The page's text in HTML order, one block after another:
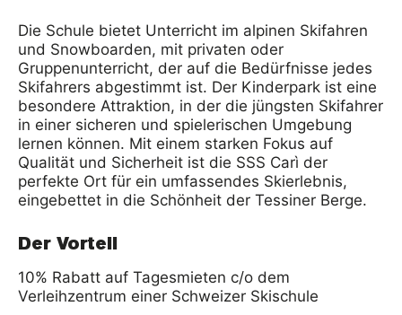
Die Schule bietet Unterricht im alpinen Skifahren
und Snowboarden, mit privaten oder
Gruppenunterricht, der auf die Bedürfnisse jedes
Skifahrers abgestimmt ist. Der Kinderpark ist eine
besondere Attraktion, in der die jüngsten Skifahrer
in einer sicheren und spielerischen Umgebung
lernen können. Mit einem starken Fokus auf
Qualität und Sicherheit ist die SSS Carì der
perfekte Ort für ein umfassendes Skierlebnis,
eingebettet in die Schönheit der Tessiner Berge.
Der Vorteil
10% Rabatt auf Tagesmieten c/o dem
Verleihzentrum einer Schweizer Skischule